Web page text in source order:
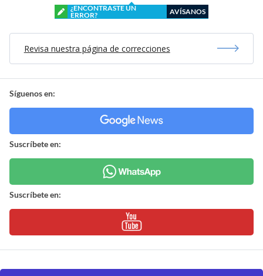
¿ENCONTRASTE UN
ERROR?
AVÍSANOS
Revisa nuestra página de correcciones
Síguenos en:
Suscríbete en:
Suscríbete en: